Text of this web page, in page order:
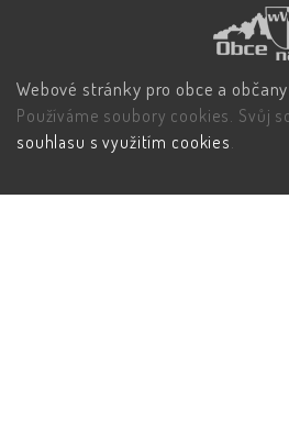
Webové stránky pro obce a
Používáme soubory cookies. Svůj
souhlasu s využitím cookies.